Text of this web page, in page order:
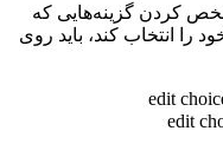
کردن گزینه‌هایی که
را انتخاب کند، باید روی